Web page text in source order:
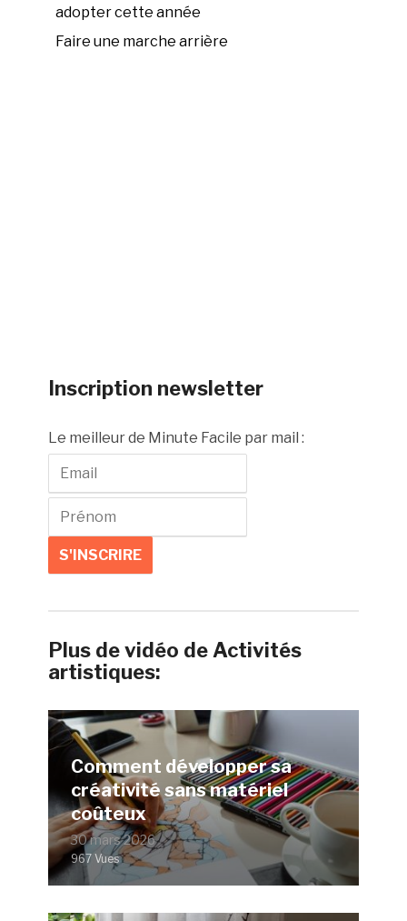
adopter cette année
Faire une marche arrière
Inscription newsletter
Le meilleur de Minute Facile par mail :
Plus de vidéo de Activités
artistiques:
Comment développer sa
créativité sans matériel
coûteux
30 mars 2026
967 Vues